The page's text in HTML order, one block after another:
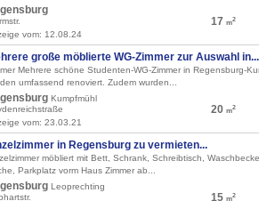
vom: 12.08.24
17 m2
große möblierte WG-Zimmer zur Auswahl in...
Mehrere schöne Studenten-WG-Zimmer in Regensburg-
umfassend renoviert. Zudem wurden...
Kumpfmühl
vom: 23.03.21
20 m2
in Regensburg zu vermieten...
möbliert mit Bett, Schrank, Schreibtisch,
Parkplatz vorm Haus Zimmer ab...
Leoprechting
15 m2